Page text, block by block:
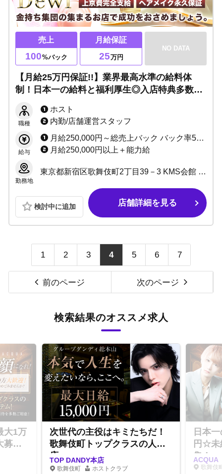
売上
100%バック
月給保証
25万円
NO DATA
【月給25万円保証!!】業界最高水準の給料体
制！日本一の給料と福利厚生◎入店特典多数ご
画多数開催！
職種
ホスト
内勤/店舗運営スタッフ
給与
月給250,000円～総売上バック バック率50%～最大70% ・ボーナスあり ・店売バック付き ・指名達成賞 ・皆勤手当てあり ・各種ボーナス多数 ・手当あり
月給250,000円以上＋能力給
勤務地
東京都新宿区歌舞伎町2丁目39－3 KMS会館 B1F
検討中に追加 店舗詳細を見る
1 2 3 4 5 6 7
前のページ 次のページ
検索結果のオススメ求人
大1万
募
次世代の主役はキミたちだ！
歌舞伎町トップクラスの人気
店
TOP DANDY本店
歌舞伎町 ホストクラブ
日本
円☆未
集！
ACQUA
歌舞伎